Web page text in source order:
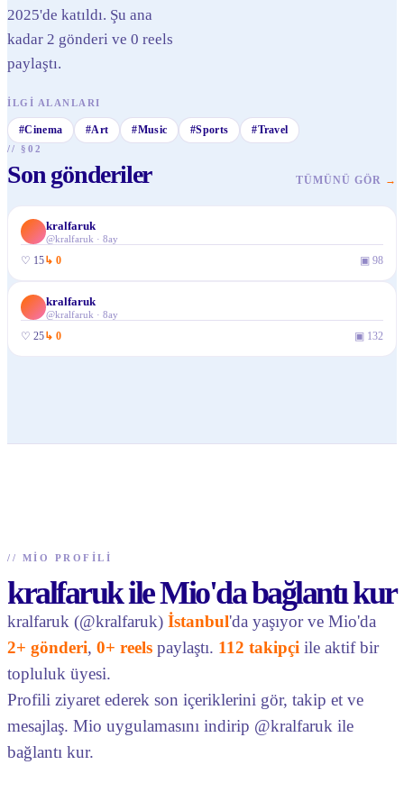
2025'de katıldı. Şu ana
kadar 2 gönderi ve 0 reels
paylaştı.
İLGI ALANLARI
#Cinema #Art #Music #Sports #Travel
// §02
Son gönderiler TÜMÜNÜ GÖR →
kralfaruk
@kralfaruk · 8ay
♡ 15↳ 0 ▣ 98
kralfaruk
@kralfaruk · 8ay
♡ 25↳ 0 ▣ 132
// MIO PROFILI
kralfaruk ile Mio'da bağlantı kur
kralfaruk (@kralfaruk) İstanbul'da yaşıyor ve Mio'da
2+ gönderi, 0+ reels paylaştı. 112 takipçi ile aktif bir
topluluk üyesi.
Profili ziyaret ederek son içeriklerini gör, takip et ve
mesajlaş. Mio uygulamasını indirip @kralfaruk ile
bağlantı kur.